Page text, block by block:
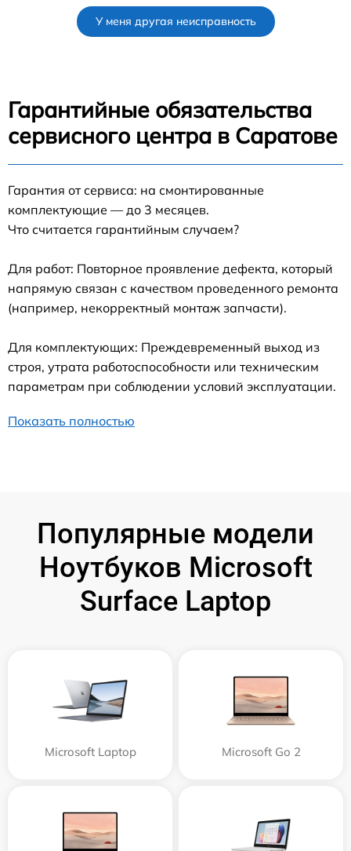
У меня другая неисправность
Гарантийные обязательства
сервисного центра в Саратове
Гарантия от сервиса: на смонтированные
комплектующие — до 3 месяцев.
Что считается гарантийным случаем?
Для работ: Повторное проявление дефекта, который
напрямую связан с качеством проведенного ремонта
(например, некорректный монтаж запчасти).
Для комплектующих: Преждевременный выход из
строя, утрата работоспособности или техническим
параметрам при соблюдении условий эксплуатации.
Показать полностью
Популярные модели
Ноутбуков Microsoft
Surface Laptop
Microsoft Laptop Microsoft Go 2